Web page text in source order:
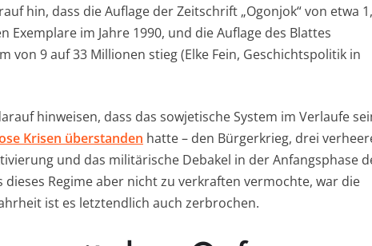
hin, dass die Auflage der Zeitschrift „Ogonjok“ von etwa
Exemplare im Jahre 1990, und die Auflage des Blattes
von 9 auf 33 Millionen stieg (Elke Fein, Geschichtspolitik in
hinweisen, dass das sowjetische System im Verlaufe
Krisen überstanden hatte – den Bürgerkrieg, drei
und das militärische Debakel in der Anfangsphase
dieses Regime aber nicht zu verkraften vermochte, war die
ist es letztendlich auch zerbrochen.